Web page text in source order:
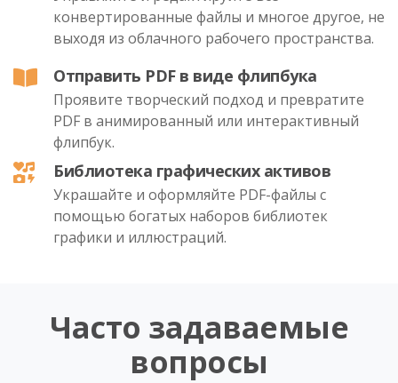
конвертированные файлы и многое другое, не
выходя из облачного рабочего пространства.
Отправить PDF в виде флипбука
Проявите творческий подход и превратите
PDF в анимированный или интерактивный
флипбук.
Библиотека графических активов
Украшайте и оформляйте PDF-файлы с
помощью богатых наборов библиотек
графики и иллюстраций.
Часто задаваемые
вопросы